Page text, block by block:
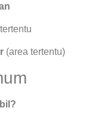
(area tertentu)